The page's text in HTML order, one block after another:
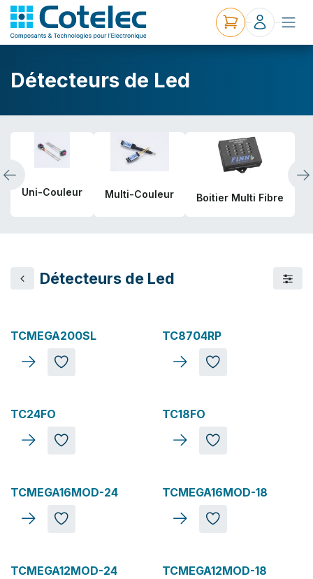
Détecteurs de Led
Uni-Couleur Multi-Couleur Boitier Multi Fibre
Détecteurs de Led
TCMEGA200SL TC8704RP
TC24FO TC18FO
TCMEGA16MOD-24 TCMEGA16MOD-18
TCMEGA12MOD-24 TCMEGA12MOD-18